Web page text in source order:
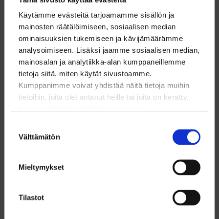
Käytämme evästeitä tarjoamamme sisällön ja
mainosten räätälöimiseen, sosiaalisen median
ominaisuuksien tukemiseen ja kävijämäärämme
analysoimiseen. Lisäksi jaamme sosiaalisen median,
mainosalan ja analytiikka-alan kumppaneillemme
tietoja siitä, miten käytät sivustoamme.
Kumppanimme voivat yhdistää näitä tietoja muihin
tietoihin, joita olet antanut heille tai joita on kerätty,
valinta
Välttämätön
Mieltymykset
Tilastot
19.9.2025 UUTISET
Agronomiliitto ja Loimu yhdistävät
toimintojaan
15.9.2025
Loimu Ilta-Sanomien Taloussanomat
hälyttävällä tasolla – korkeasti
koulutettujen osaaminen hukataan